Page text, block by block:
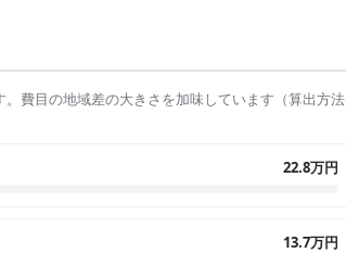
。費目の地域差の大きさを加味しています（算出方法
22.8万円
13.7万円